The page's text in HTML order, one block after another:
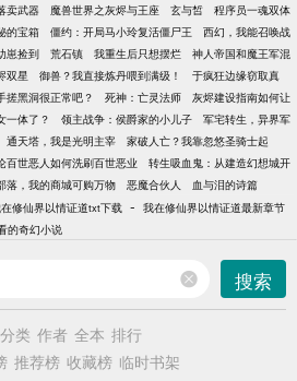
卖武器 魔兽世界之灰烬与王座 玄与皙
程序员一魂双体
的宝箱 僵约：开局马小玲复活僵尸王
西幻，我能召唤战
崽捡到 荒石镇 我重生后只想摆烂
神人帝国和魔王军混
双星 御兽？我直接炼丹喂到满级！
于疯狂边缘窃取真
搓黑洞很正常吧？ 死神：亡灵法师
灰烬建设指南如何让
一体了？ 领主战争：侯爵家的小儿子
军宅转生，异界军
通天塔，我是光明主宰
家破人亡？我靠忽悠圣骑士起
百世恶人如何洗刷百世恶业
转生吸血鬼：从建造幻想城开
落，我的商城可购万物 恶魔合伙人
血与泪的诗篇
修仙界以情证道txt下载 - 我在修仙界以情证道最新章节
的奇幻小说
搜索
分类 作者 全本 排行
推荐榜 收藏榜 临时书架